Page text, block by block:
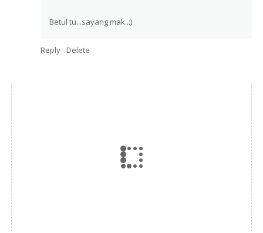
Betul tu...sayang mak..:)
Reply Delete